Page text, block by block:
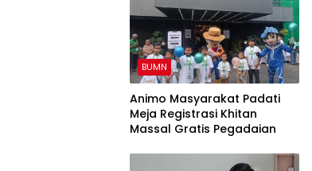
BUMN
‎Animo Masyarakat Padati
Meja Registrasi Khitan
Massal Gratis Pegadaian